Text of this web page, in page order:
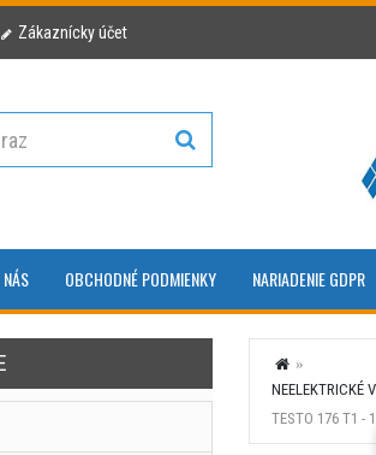
Zákaznícky účet
NÁS OBCHODNÉ PODMIENKY NARIADENIE GDPR
NEELEKTRICKÉ
TESTO 176 T1 -